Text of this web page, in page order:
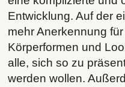
Entwicklung. Auf der
mehr Anerkennung
Körperformen und
alle, sich so zu
werden wollen.